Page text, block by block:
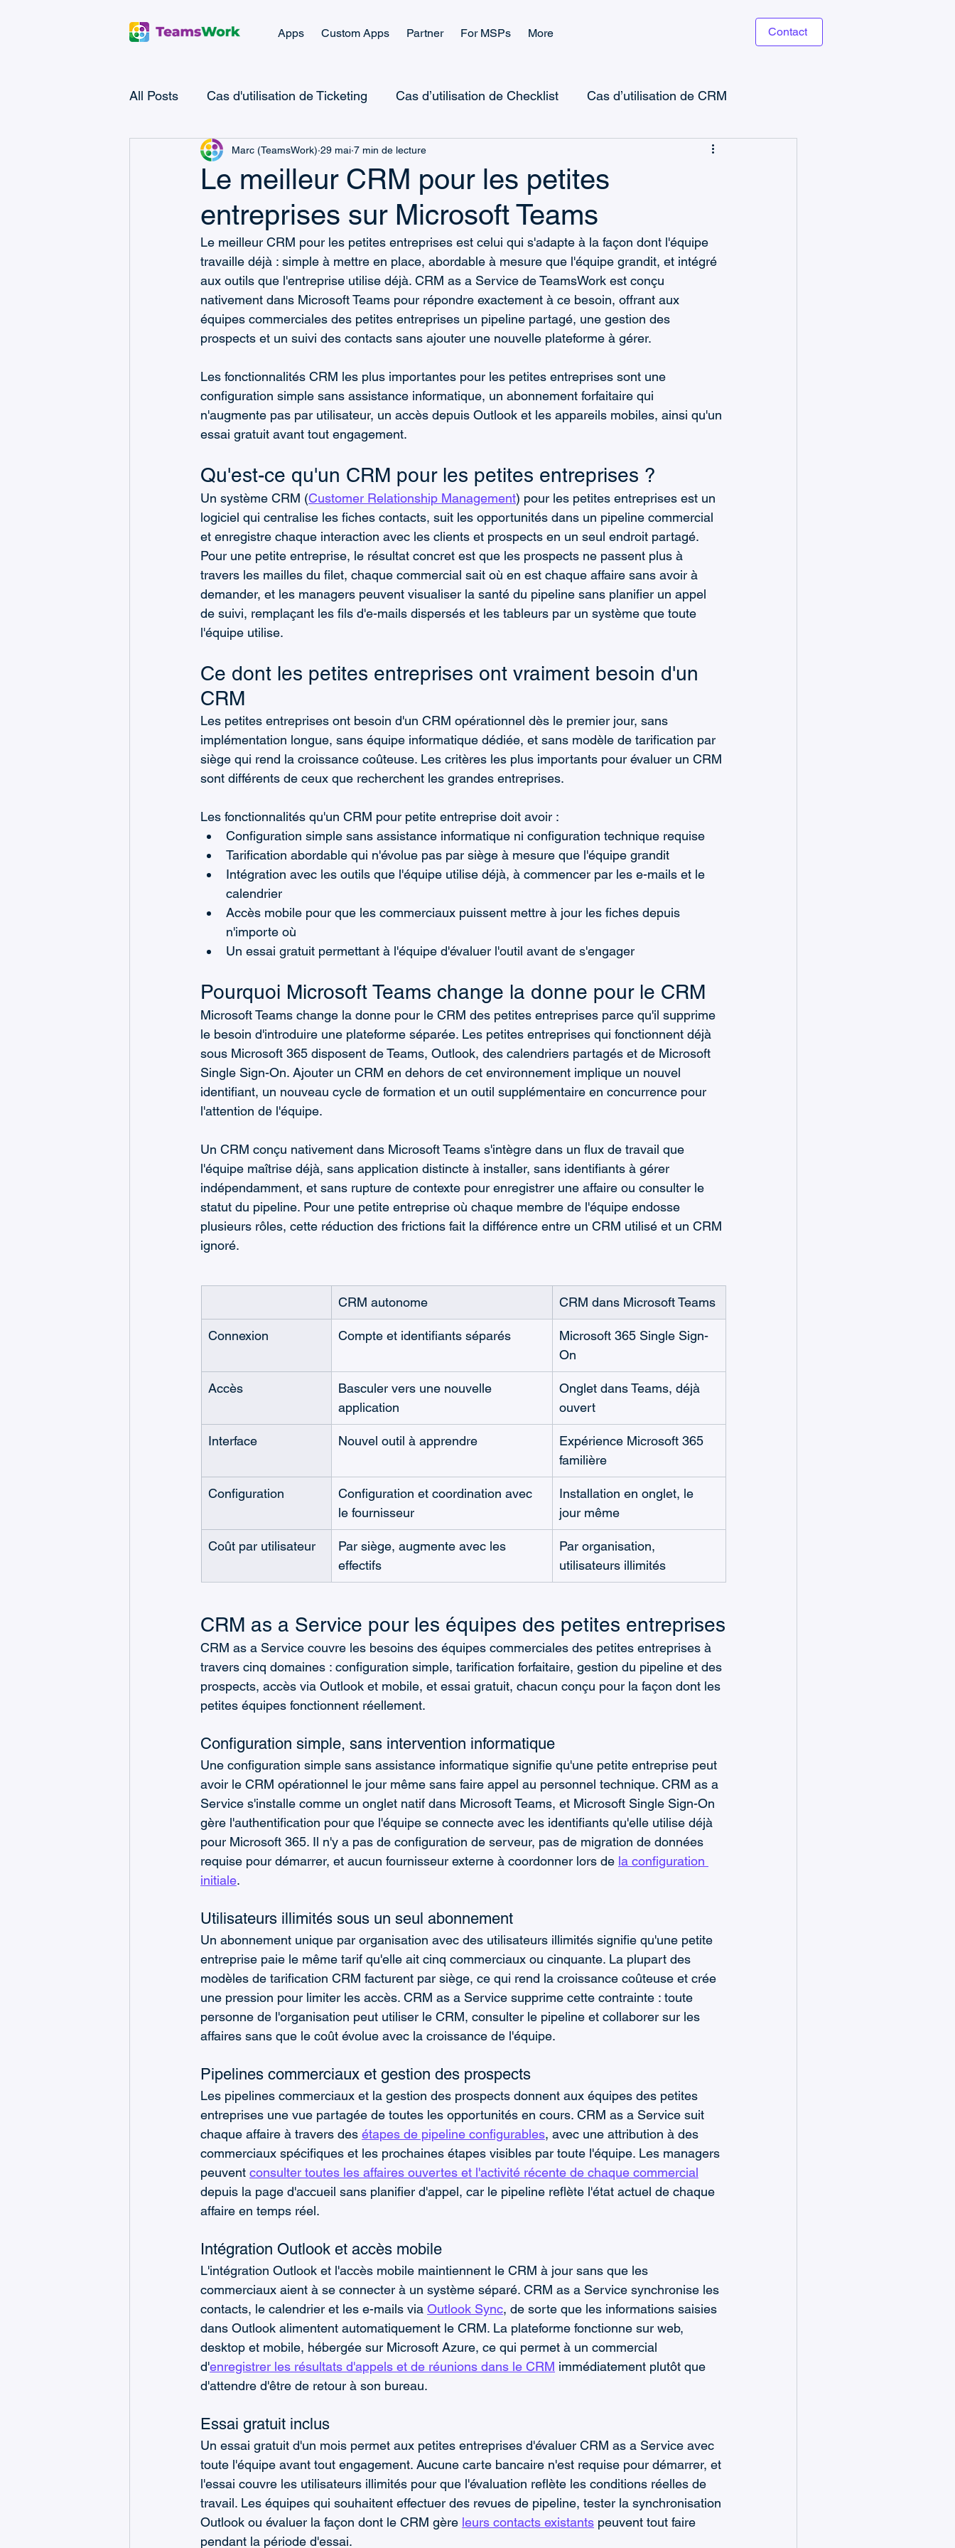
Apps Custom Apps Partner For MSPs More Contact
All Posts Cas d'utilisation de Ticketing Cas d’utilisation de Checklist Cas d’utilisation de CRM
Microsoft Teams Ticketing Microsoft Teams Checklist
Ticketing Landing Page Microsoft Teams CRM Microsoft Power Automate
Microsoft Power Apps Microsoft Power Platform Microsoft Teams Billing CRM & Ventes
Assistance Informatique Gestion des Tâches
Le meilleur CRM pour les petites
entreprises sur Microsoft Teams
Marc (TeamsWork) 29 mai 7 min de lecture
Le meilleur CRM pour les petites entreprises est celui qui s'adapte à la façon dont l'équipe
travaille déjà : simple à mettre en place, abordable à mesure que l'équipe grandit, et intégré
aux outils que l'entreprise utilise déjà. CRM as a Service de TeamsWork est conçu
nativement dans Microsoft Teams pour répondre exactement à ce besoin, offrant aux
équipes commerciales des petites entreprises un pipeline partagé, une gestion des
prospects et un suivi des contacts sans ajouter une nouvelle plateforme à gérer.
Les fonctionnalités CRM les plus importantes pour les petites entreprises sont une
configuration simple sans assistance informatique, un abonnement forfaitaire qui
n'augmente pas par utilisateur, un accès depuis Outlook et les appareils mobiles, ainsi qu'un
essai gratuit avant tout engagement.
Qu'est-ce qu'un CRM pour les petites entreprises ?
Un système CRM (Customer Relationship Management) pour les petites entreprises est un
logiciel qui centralise les fiches contacts, suit les opportunités dans un pipeline commercial
et enregistre chaque interaction avec les clients et prospects en un seul endroit partagé.
Pour une petite entreprise, le résultat concret est que les prospects ne passent plus à
travers les mailles du filet, chaque commercial sait où en est chaque affaire sans avoir à
demander, et les managers peuvent visualiser la santé du pipeline sans planifier un appel
de suivi, remplaçant les fils d'e-mails dispersés et les tableurs par un système que toute
l'équipe utilise.
Ce dont les petites entreprises ont vraiment besoin d'un
CRM
Les petites entreprises ont besoin d'un CRM opérationnel dès le premier jour, sans
implémentation longue, sans équipe informatique dédiée, et sans modèle de tarification par
siège qui rend la croissance coûteuse. Les critères les plus importants pour évaluer un CRM
sont différents de ceux que recherchent les grandes entreprises.
Les fonctionnalités qu'un CRM pour petite entreprise doit avoir :
Configuration simple sans assistance informatique ni configuration technique requise
Tarification abordable qui n'évolue pas par siège à mesure que l'équipe grandit
Intégration avec les outils que l'équipe utilise déjà, à commencer par les e-mails et le
calendrier
Accès mobile pour que les commerciaux puissent mettre à jour les fiches depuis
n'importe où
Un essai gratuit permettant à l'équipe d'évaluer l'outil avant de s'engager
Pourquoi Microsoft Teams change la donne pour le CRM
Microsoft Teams change la donne pour le CRM des petites entreprises parce qu'il supprime
le besoin d'introduire une plateforme séparée. Les petites entreprises qui fonctionnent déjà
sous Microsoft 365 disposent de Teams, Outlook, des calendriers partagés et de Microsoft
Single Sign-On. Ajouter un CRM en dehors de cet environnement implique un nouvel
identifiant, un nouveau cycle de formation et un outil supplémentaire en concurrence pour
l'attention de l'équipe.
Un CRM conçu nativement dans Microsoft Teams s'intègre dans un flux de travail que
l'équipe maîtrise déjà, sans application distincte à installer, sans identifiants à gérer
indépendamment, et sans rupture de contexte pour enregistrer une affaire ou consulter le
statut du pipeline. Pour une petite entreprise où chaque membre de l'équipe endosse
plusieurs rôles, cette réduction des frictions fait la différence entre un CRM utilisé et un CRM
ignoré.
CRM autonome CRM dans Microsoft Teams
Connexion Compte et identifiants séparés
Microsoft 365 Single Sign-
On
Accès
Basculer vers une nouvelle
application
Onglet dans Teams, déjà
ouvert
Interface Nouvel outil à apprendre
Expérience Microsoft 365
familière
Configuration
Configuration et coordination avec
le fournisseur
Installation en onglet, le
jour même
Coût par utilisateur
Par siège, augmente avec les
effectifs
Par organisation,
utilisateurs illimités
CRM as a Service pour les équipes des petites entreprises
CRM as a Service couvre les besoins des équipes commerciales des petites entreprises à
travers cinq domaines : configuration simple, tarification forfaitaire, gestion du pipeline et des
prospects, accès via Outlook et mobile, et essai gratuit, chacun conçu pour la façon dont les
petites équipes fonctionnent réellement.
Configuration simple, sans intervention informatique
Une configuration simple sans assistance informatique signifie qu'une petite entreprise peut
avoir le CRM opérationnel le jour même sans faire appel au personnel technique. CRM as a
Service s'installe comme un onglet natif dans Microsoft Teams, et Microsoft Single Sign-On
gère l'authentification pour que l'équipe se connecte avec les identifiants qu'elle utilise déjà
pour Microsoft 365. Il n'y a pas de configuration de serveur, pas de migration de données
requise pour démarrer, et aucun fournisseur externe à coordonner lors de la configuration
initiale.
Utilisateurs illimités sous un seul abonnement
Un abonnement unique par organisation avec des utilisateurs illimités signifie qu'une petite
entreprise paie le même tarif qu'elle ait cinq commerciaux ou cinquante. La plupart des
modèles de tarification CRM facturent par siège, ce qui rend la croissance coûteuse et crée
une pression pour limiter les accès. CRM as a Service supprime cette contrainte : toute
personne de l'organisation peut utiliser le CRM, consulter le pipeline et collaborer sur les
affaires sans que le coût évolue avec la croissance de l'équipe.
Pipelines commerciaux et gestion des prospects
Les pipelines commerciaux et la gestion des prospects donnent aux équipes des petites
entreprises une vue partagée de toutes les opportunités en cours. CRM as a Service suit
chaque affaire à travers des étapes de pipeline configurables, avec une attribution à des
commerciaux spécifiques et les prochaines étapes visibles par toute l'équipe. Les managers
peuvent consulter toutes les affaires ouvertes et l'activité récente de chaque commercial
depuis la page d'accueil sans planifier d'appel, car le pipeline reflète l'état actuel de chaque
affaire en temps réel.
Intégration Outlook et accès mobile
L'intégration Outlook et l'accès mobile maintiennent le CRM à jour sans que les
commerciaux aient à se connecter à un système séparé. CRM as a Service synchronise les
contacts, le calendrier et les e-mails via Outlook Sync, de sorte que les informations saisies
dans Outlook alimentent automatiquement le CRM. La plateforme fonctionne sur web,
desktop et mobile, hébergée sur Microsoft Azure, ce qui permet à un commercial
d'enregistrer les résultats d'appels et de réunions dans le CRM immédiatement plutôt que
d'attendre d'être de retour à son bureau.
Essai gratuit inclus
Un essai gratuit d'un mois permet aux petites entreprises d'évaluer CRM as a Service avec
toute l'équipe avant tout engagement. Aucune carte bancaire n'est requise pour démarrer, et
l'essai couvre les utilisateurs illimités pour que l'évaluation reflète les conditions réelles de
travail. Les équipes qui souhaitent effectuer des revues de pipeline, tester la synchronisation
Outlook ou évaluer la façon dont le CRM gère leurs contacts existants peuvent tout faire
pendant la période d'essai.